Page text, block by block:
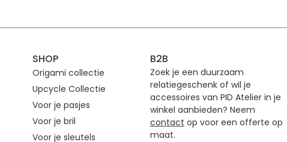
SHOP
Origami collectie
Upcycle Collectie
Voor je pasjes
Voor je bril
Voor je sleutels
B2B
Zoek je een duurzaam
relatiegeschenk of wil je
accessoires van PID Atelier in je
winkel aanbieden? Neem
contact op voor een offerte op
maat.